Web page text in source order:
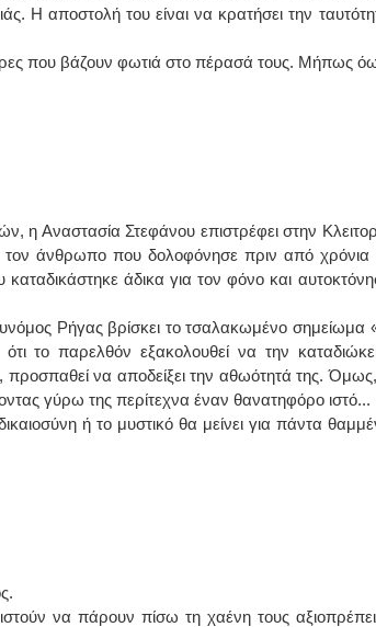
Η αποστολή του είναι να κρατήσει την
που βάζουν φωτιά στο πέρασά τους. Μήπως
η Αναστασία Στεφάνου επιστρέφει στην
άνθρωπο που δολοφόνησε πριν από χρόνια
άδικα για τον φόνο και
Ρήγας βρίσκει το τσαλακωμένο σημείωμα
το παρελθόν εξακολουθεί να την
προσπαθεί να αποδείξει την αθωότητά της.
γύρω της περίτεχνα έναν θανατηφόρο ιστό...
ή το μυστικό θα μείνει για πάντα
να πάρουν πίσω τη χαένη τους